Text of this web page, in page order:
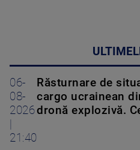
06-
08-
2026
21:40
Răsturnare de
cargo ucrainean
dronă explozivă.